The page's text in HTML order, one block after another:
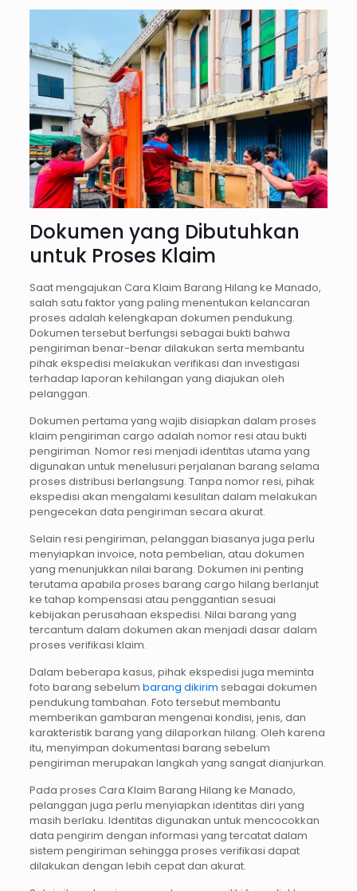
Dokumen yang Dibutuhkan
untuk Proses Klaim
Saat mengajukan Cara Klaim Barang Hilang ke Manado,
salah satu faktor yang paling menentukan kelancaran
proses adalah kelengkapan dokumen pendukung.
Dokumen tersebut berfungsi sebagai bukti bahwa
pengiriman benar-benar dilakukan serta membantu
pihak ekspedisi melakukan verifikasi dan investigasi
terhadap laporan kehilangan yang diajukan oleh
pelanggan.
Dokumen pertama yang wajib disiapkan dalam proses
klaim pengiriman cargo adalah nomor resi atau bukti
pengiriman. Nomor resi menjadi identitas utama yang
digunakan untuk menelusuri perjalanan barang selama
proses distribusi berlangsung. Tanpa nomor resi, pihak
ekspedisi akan mengalami kesulitan dalam melakukan
pengecekan data pengiriman secara akurat.
Selain resi pengiriman, pelanggan biasanya juga perlu
menyiapkan invoice, nota pembelian, atau dokumen
yang menunjukkan nilai barang. Dokumen ini penting
terutama apabila proses barang cargo hilang berlanjut
ke tahap kompensasi atau penggantian sesuai
kebijakan perusahaan ekspedisi. Nilai barang yang
tercantum dalam dokumen akan menjadi dasar dalam
proses verifikasi klaim.
Dalam beberapa kasus, pihak ekspedisi juga meminta
foto barang sebelum barang dikirim sebagai dokumen
pendukung tambahan. Foto tersebut membantu
memberikan gambaran mengenai kondisi, jenis, dan
karakteristik barang yang dilaporkan hilang. Oleh karena
itu, menyimpan dokumentasi barang sebelum
pengiriman merupakan langkah yang sangat dianjurkan.
Pada proses Cara Klaim Barang Hilang ke Manado,
pelanggan juga perlu menyiapkan identitas diri yang
masih berlaku. Identitas digunakan untuk mencocokkan
data pengirim dengan informasi yang tercatat dalam
sistem pengiriman sehingga proses verifikasi dapat
dilakukan dengan lebih cepat dan akurat.